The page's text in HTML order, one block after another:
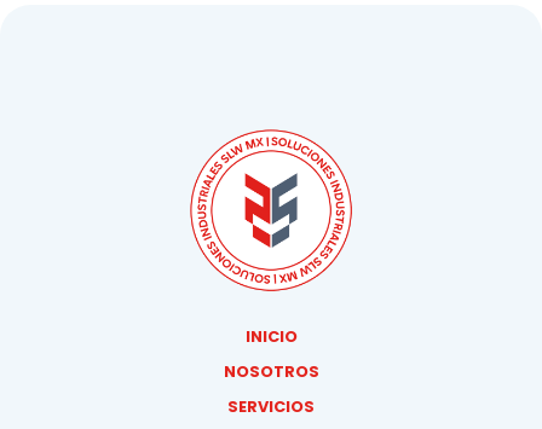
INICIO
NOSOTROS
SERVICIOS